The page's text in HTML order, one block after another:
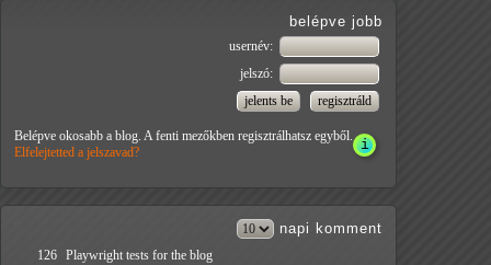
belépve jobb
usernév:
jelszó:
Belépve okosabb a blog. A fenti mezőkben regisztrálhatsz egyből.
Elfelejtetted a jelszavad?
napi komment
126 Playwright tests for the blog